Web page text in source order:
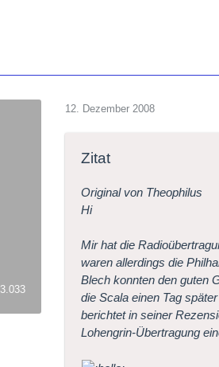
3.033
12. Dezember 2008
Zitat
Original von Theophilus
Hi
Mir hat die
waren allerdings die
Blech konnten den guten
die Scala einen Tag
berichtet in seiner
Lohengrin-Übertragung